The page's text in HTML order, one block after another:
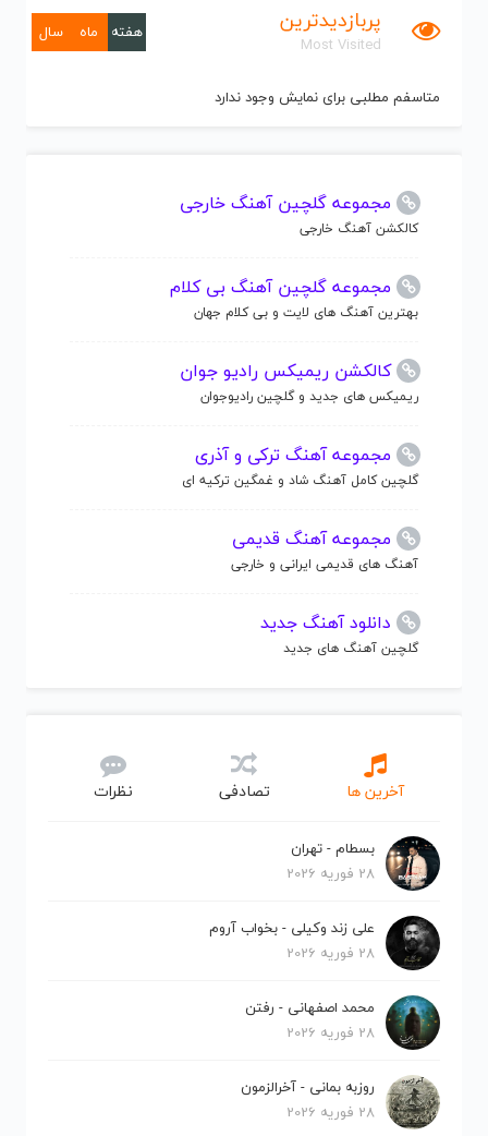
پربازدیدترین
Most Visited
هفته ماه سال
متاسفم مطلبی برای نمایش وجود ندارد
مجموعه گلچین آهنگ خارجی
کالکشن آهنگ خارجی
مجموعه گلچین آهنگ بی کلام
بهترین آهنگ های لایت و بی کلام جهان
کالکشن ریمیکس رادیو جوان
ریمیکس های جدید و گلچین رادیوجوان
مجموعه آهنگ ترکی و آذری
گلچین کامل آهنگ شاد و غمگین ترکیه ای
مجموعه آهنگ قدیمی
آهنگ های قدیمی ایرانی و خارجی
دانلود آهنگ جدید
گلچین آهنگ های جدید
آخرین ها تصادفی نظرات
بسطام - تهران
28 فوریه 2026
علی زند وکیلی - بخواب آروم
28 فوریه 2026
محمد اصفهانی - رفتن
28 فوریه 2026
روزبه بمانی - آخرالزمون
28 فوریه 2026